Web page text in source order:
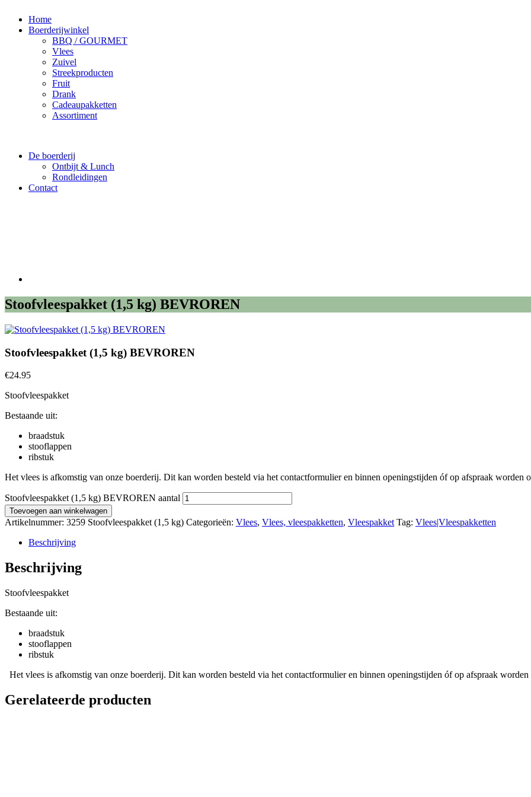
Home
Boerderijwinkel
BBQ / GOURMET
Vlees
Zuivel
Streekproducten
Fruit
Drank
Cadeaupakketten
Assortiment
De boerderij
Ontbijt & Lunch
Rondleidingen
Contact
Stoofvleespakket (1,5 kg) BEVROREN
Stoofvleespakket (1,5 kg) BEVROREN
€24.95
Stoofvleespakket
Bestaande uit:
braadstuk
stooflappen
ribstuk
Het vlees is afkomstig van onze boerderij. Dit kan worden besteld via het contactformulier en binnen openingstijden óf op afspraak worden
Stoofvleespakket (1,5 kg) BEVROREN aantal
Toevoegen aan winkelwagen
Artikelnummer: 3259 Stoofvleespakket (1,5 kg) Categorieën: Vlees, Vlees, vleespakketten, Vleespakket Tag: Vlees|Vleespakketten
Beschrijving
Beschrijving
Stoofvleespakket
Bestaande uit:
braadstuk
stooflappen
ribstuk
Het vlees is afkomstig van onze boerderij. Dit kan worden besteld via het contactformulier en binnen openingstijden óf op afspraak worden
Gerelateerde producten